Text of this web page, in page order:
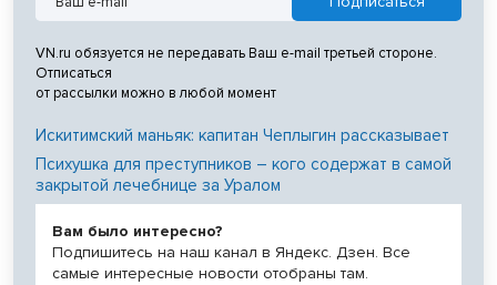
VN.ru обязуется не передавать Ваш e-mail третьей стороне.
Отписаться
от рассылки можно в любой момент
Искитимский маньяк: капитан Чеплыгин рассказывает
Психушка для преступников – кого содержат в самой
закрытой лечебнице за Уралом
Вам было интересно?
Подпишитесь на наш канал в Яндекс. Дзен. Все
самые интересные новости отобраны там.